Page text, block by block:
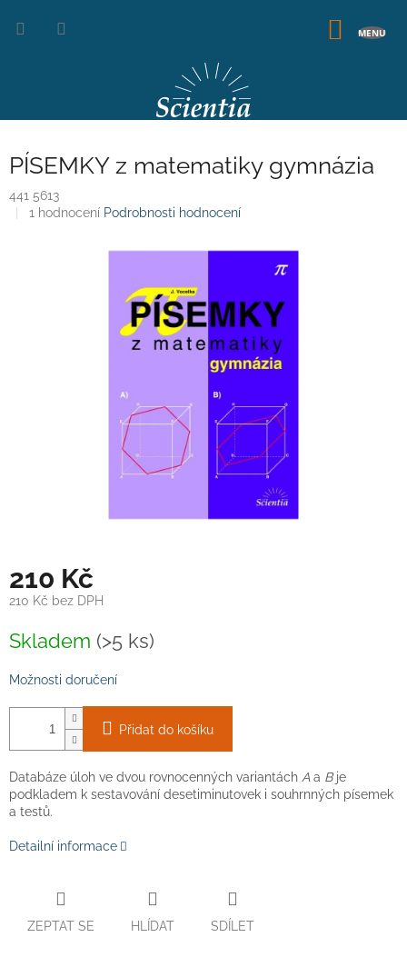
PÍSEMKY z matematiky gymnázia
441 5613
Průměrné
1 hodnocení Podrobnosti hodnocení
210 Kč
210 Kč bez DPH
cena:
Skladem (>5 ks)
Možnosti doručení
Přidat do košíku
Databáze úloh ve dvou rovnocenných variantách Aa Bje
podkladem k sestavování desetiminutovek i souhrnných písemek
a testů.
Detailní informace
ZEPTAT SE HLÍDAT SDÍLET